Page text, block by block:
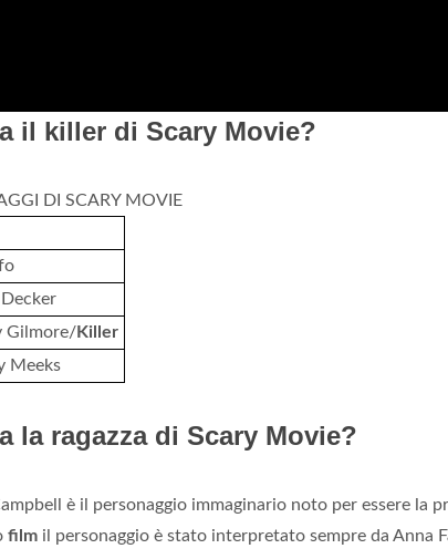
il killer di Scary Movie?
DI SCARY MOVIE
Gilmore/Killer
Meeks
la ragazza di Scary Movie?
è il personaggio immaginario noto per essere la
film il personaggio è stato interpretato sempre da Anna